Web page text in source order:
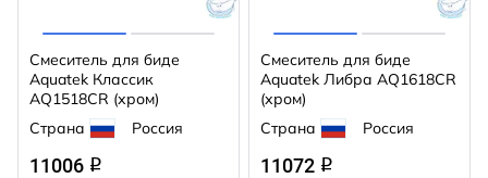
Смеситель для биде
Aquatek Классик
AQ1518CR (хром)
Страна
Россия
11006 q
Смеситель для биде
Aquatek Либра AQ1618CR
(хром)
Страна
Россия
11072 q